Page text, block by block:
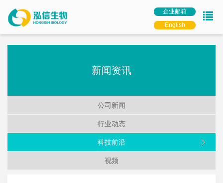
企业邮箱
English
新闻资讯
公司新闻
行业动态
科技前沿
视频